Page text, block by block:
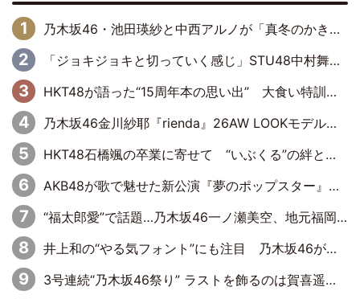
乃木坂46・池田瑛紗と中西アルノが「真冬のかき氷」騒動で火花散らす！ 因縁の裏にあるのは、逆境をともに“凌”ぐ似た者同士の絆
「ジョキジョキと切っていく感じ」STU48中村舞、新しい挑戦は自らの手で
HKT48が語った“15周年本の思い出” 大食い特訓・守護霊企画・制服グラビア…盛りだくさんの裏話
乃木坂46金川紗耶『rienda』26AW LOOKモデルに就任
HKT48石橋颯の卒業に寄せて “いぶくる”の絆と後輩・龍頭綺音の決意
AKB48が歌で魅せた新公演『夢のポップスター』 初日から全身全霊のステージ
“福太郎愛”で話題…乃木坂46一ノ瀬美空、地元福岡『めんべい25周年トップサポーター』に就任
井上和の“やる気フォント”にも注目 乃木坂46が挑んだ書道パフォーマンスの舞台裏
3号連続“乃木坂46祭り” ラストを飾るのは賀喜遥香…5年ぶりの登場に「5年分大人になった私を見ていただけたら」